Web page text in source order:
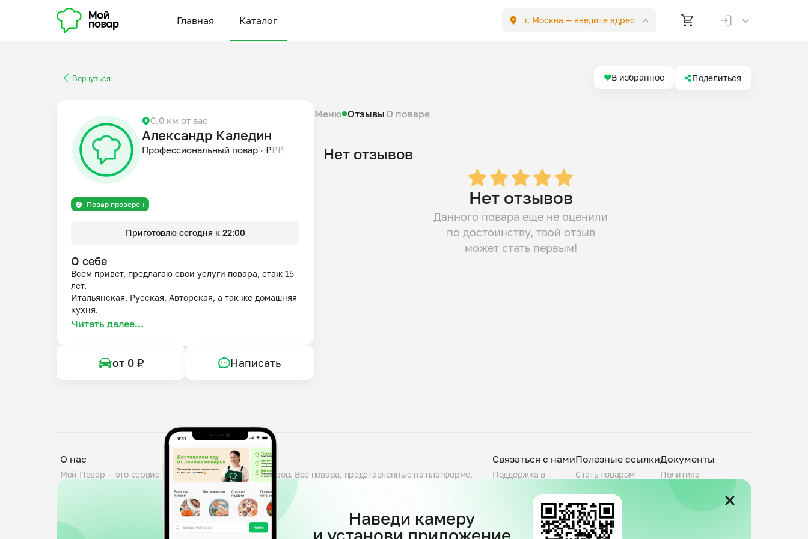
Главная Каталог г. Москва — введите адрес
Вернуться В избранное Поделиться
0.0 км от вас
Александр Каледин
Профессиональный повар · ₽₽₽
Повар проверен
Приготовлю сегодня к 22:00
О себе
Всем привет, предлагаю свои услуги повара, стаж 15
лет.
Итальянская, Русская, Авторская, а так же домашняя
кухня.
Читать далее...
от 0 ₽ Написать
Меню Отзывы О поваре
Нет отзывов
Нет отзывов
Данного повара еще не оценили
по достоинству, твой отзыв
может стать первым!
О нас
Мой Повар — это сервис заказа блюд от личных поваров. Все повара, представленные на платформе,
проходят тщательную проверку: мы дегустируем блюда, проверяем условия приготовления на кухне и
знакомим поваров с требованиями пищевой безопасности. Блюда готовятся большими порциями — от
0,5 кг. Вы можете оставить комментарий к заказу, указав свои предпочтения. Доступны самовывоз и
доставка от любого повара.
Связаться с нами
Поддержка в
support@mypovar.ru
Полезные ссылки
Стать поваром
Города присутствия
Telegram-канал
Группа VK
Документы
Политика
Пользовательское
соглашение
Наведи камеру
и установи приложение